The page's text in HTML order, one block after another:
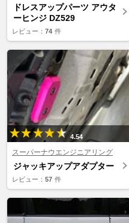
ドレスアップパーツ アウタ
ーヒンジ DZ529
レビュー： 74 件
4.54
スーパーナウエンジニアリング
ジャッキアップアダプター
レビュー： 57 件